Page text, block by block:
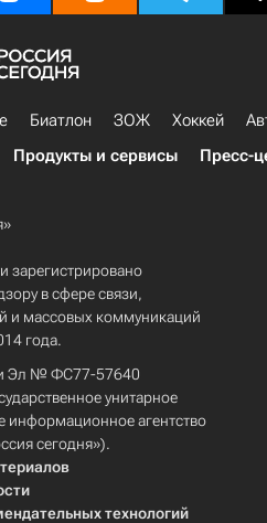
Биатлон ЗОЖ Хоккей
Продукты и сервисы Пресс-
зарегистрировано
в сфере связи,
и массовых коммуникаций
года.
Эл № ФС77-57640
унитарное
информационное агентство
сегодня»).
технологий